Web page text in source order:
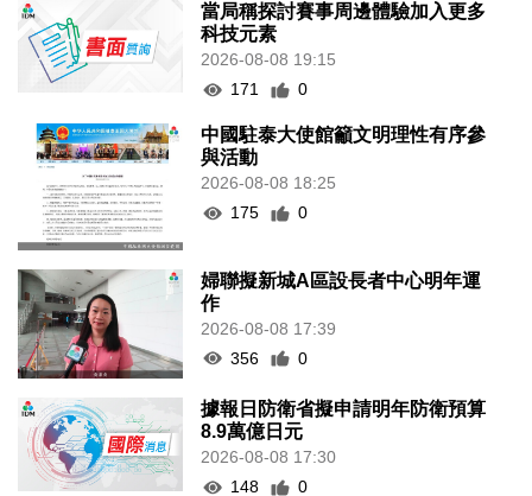
當局稱探討賽事周邊體驗加入更多
科技元素
2026-08-08 19:15
171
0
中國駐泰大使館籲文明理性有序參
與活動
2026-08-08 18:25
175
0
婦聯擬新城A區設長者中心明年運
作
2026-08-08 17:39
356
0
據報日防衛省擬申請明年防衛預算
8.9萬億日元
2026-08-08 17:30
148
0